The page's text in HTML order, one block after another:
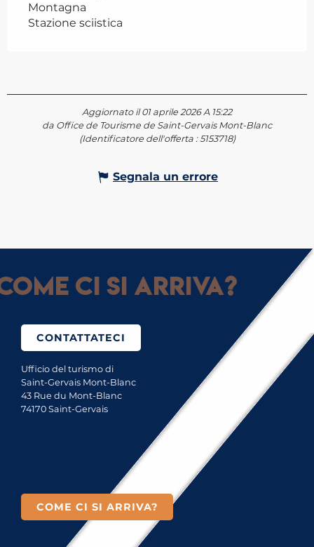
Montagna
Stazione sciistica
Aggiornato il 01 aprile 2026 A 15:22
da Office de Tourisme de Saint-Gervais Mont-Blanc
(Identificatore dell'offerta :5153718)
Segnala un errore
ci si arriva?
CONTATTATECI
Ufficio del turismo di
Saint-Gervais Mont-Blanc
43 Rue du Mont-Blanc
74170 Saint-Gervais
COME CI SI ARRIVA?